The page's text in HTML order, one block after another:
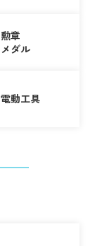
勲章
メダル
電動工具